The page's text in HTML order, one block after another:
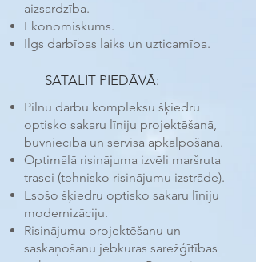
aizsardzība.
Ekonomiskums.
Ilgs darbības laiks un uzticamība.
SATALIT PIEDĀVĀ:
Pilnu darbu kompleksu šķiedru
optisko sakaru līniju projektēšanā,
būvniecībā un servisa apkalpošanā.
Optimālā risinājuma izvēli maršruta
trasei (tehnisko risinājumu izstrāde).
Esošo šķiedru optisko sakaru līniju
modernizāciju.
Risinājumu projektēšanu un
saskaņošanu jebkuras sarežģītības